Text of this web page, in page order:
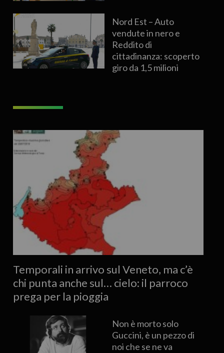
Nord Est – Auto
vendute in nero e
Reddito di
cittadinanza: scoperto
giro da 1,5 milioni
Temporali in arrivo sul Veneto, ma c’è
chi punta anche sul… cielo: il parroco
prega per la pioggia
Non è morto solo
Guccini, è un pezzo di
noi che se ne va